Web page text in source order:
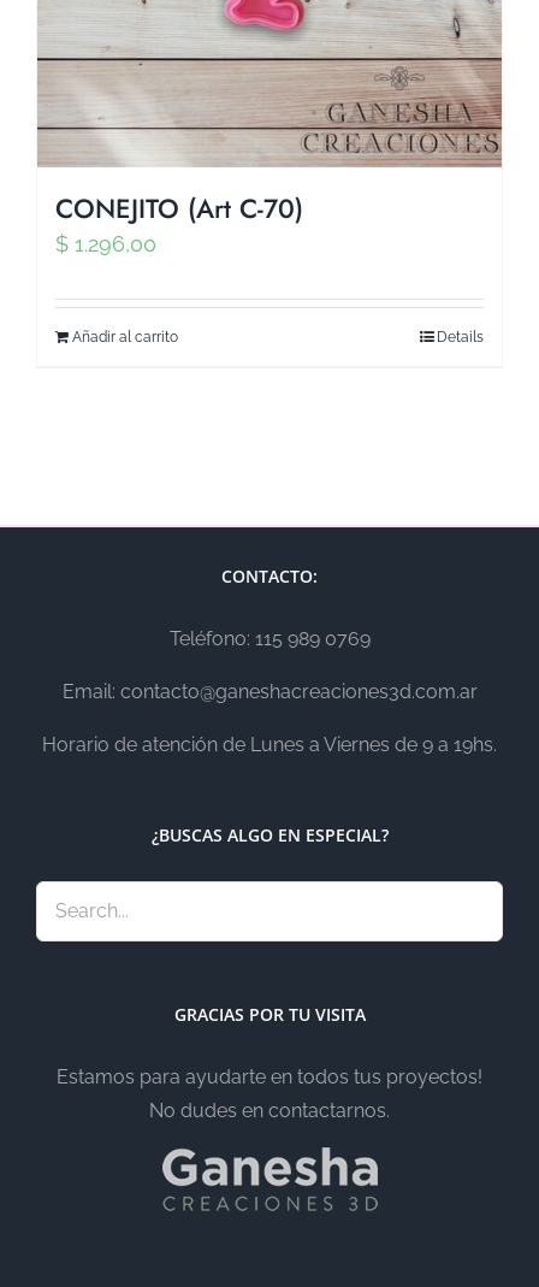
CONEJITO (Art C-70)
$ 1.296,00
Añadir al carrito Details
CONTACTO:
Teléfono: 115 989 0769
Email: contacto@ganeshacreaciones3d.com.ar
Horario de atención de Lunes a Viernes de 9 a 19hs.
¿BUSCAS ALGO EN ESPECIAL?
GRACIAS POR TU VISITA
Estamos para ayudarte en todos tus proyectos!
No dudes en contactarnos.